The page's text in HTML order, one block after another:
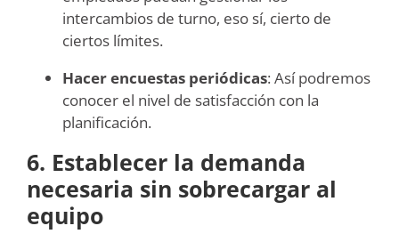
intercambios de turno, eso sí, cierto de
ciertos límites.
Hacer encuestas periódicas: Así podremos
conocer el nivel de satisfacción con la
planificación.
6. Establecer la demanda
necesaria sin sobrecargar al
equipo